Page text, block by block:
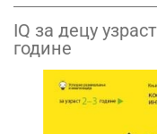
IQ за децу
године